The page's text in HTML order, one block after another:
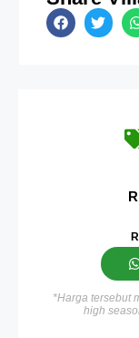
*Harga tersebut
high